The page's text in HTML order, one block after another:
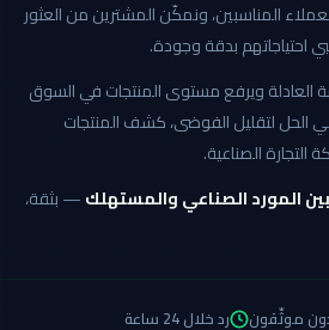
المناسبين، ونمكّن المشترين من العثور
احتياجاتهم بدقة وجودة.
العادلة ويرفع مستوى المنتجات في السوق
الحل لتقليل الفوضى، كشف المنتجات
الصناعية.
المورد الصناعي والمستهلك— بثقة،
موثّقون رد خلال 24 ساعة